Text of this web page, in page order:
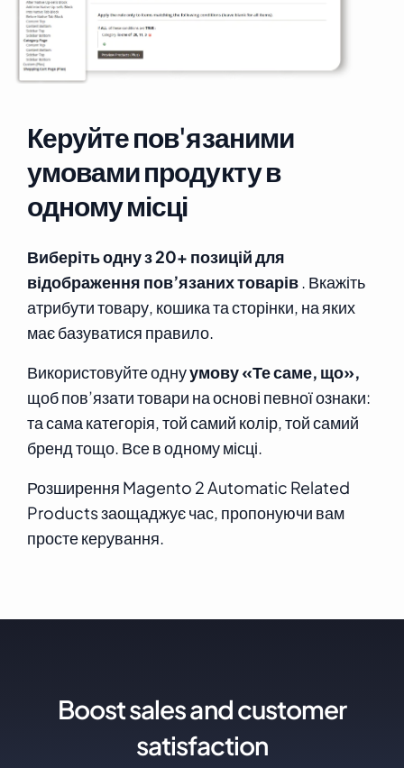
Керуйте пов'язаними
умовами продукту в
одному місці
Виберіть одну з 20+ позицій для
відображення пов’язаних товарів. Вкажіть
атрибути товару, кошика та сторінки, на яких
має базуватися правило.
Використовуйте однуумову «Те саме, що»,
щоб пов’язати товари на основі певної ознаки:
та сама категорія, той самий колір, той самий
бренд тощо. Все в одному місці.
Розширення Magento 2 Automatic Related
Products заощаджує час, пропонуючи вам
просте керування.
Boost sales and customer
satisfaction